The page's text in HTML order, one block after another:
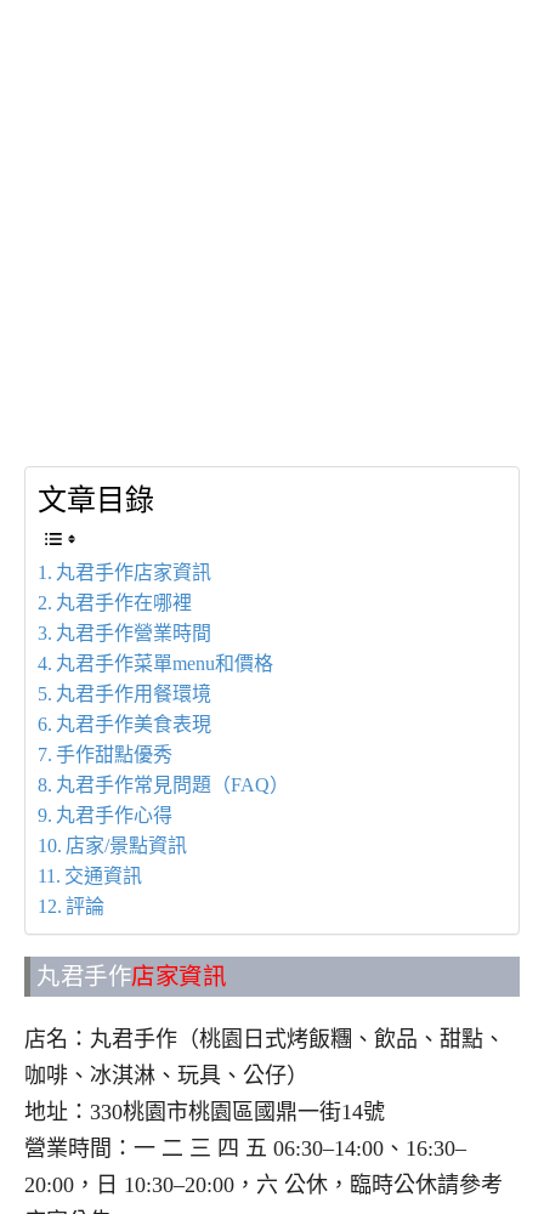
文章目錄
丸君手作店家資訊
丸君手作在哪裡
丸君手作營業時間
丸君手作菜單menu和價格
丸君手作用餐環境
丸君手作美食表現
手作甜點優秀
丸君手作常見問題（FAQ）
丸君手作心得
店家/景點資訊
交通資訊
評論
丸君手作店家資訊
店名：丸君手作（桃園日式烤飯糰、飲品、甜點、
咖啡、冰淇淋、玩具、公仔）
地址：330桃園市桃園區國鼎一街14號
營業時間：一 二 三 四 五 06:30–14:00、16:30–
20:00，日 10:30–20:00，六 公休，臨時公休請參考